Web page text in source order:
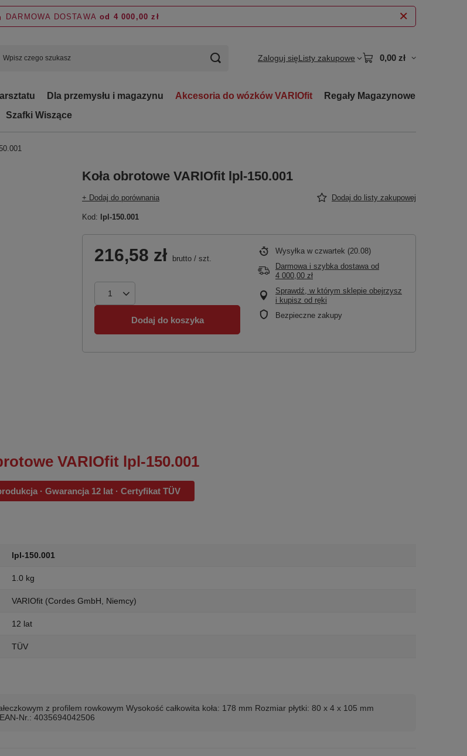
DARMOWA DOSTAWA od 4 000,00 zł
Zaloguj sięListy zakupowe 0,00 zł
Dla przemysłu i magazynu Akcesoria do wózków VARIOfit
Regały Magazynowe
Szafki Wiszące
Koła obrotowe VARIOfit lpl-150.001
+ Dodaj do porównania Dodaj do listy zakupowej
Kod: lpl-150.001
216,58 zł brutto / szt.
Dodaj do koszyka
Wysyłka w czwartek (20.08)
Darmowa i szybka dostawa od
4 000,00 zł
Sprawdź, w którym sklepie obejrzysz
i kupisz od ręki
Bezpieczne zakupy
VARIOfit lpl-150.001
· Gwarancja 12 lat · Certyfikat TÜV
lpl-150.001
1.0 kg
VARIOfit (Cordes GmbH, Niemcy)
12 lat
TÜV
z profilem rowkowym Wysokość całkowita koła: 178 mm Rozmiar płytki: 80 x 4 x 105 mm
Nr.: 4035694042506